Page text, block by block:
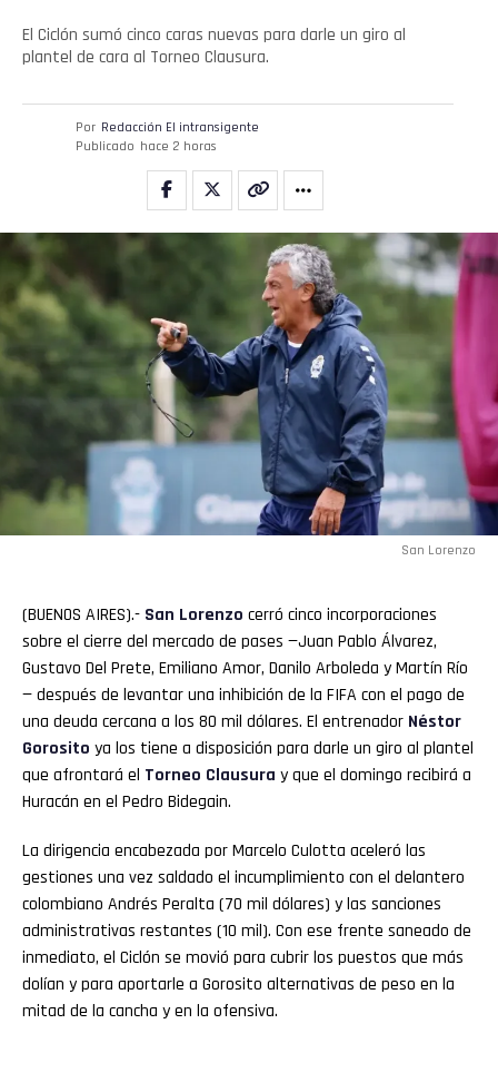
El Ciclón sumó cinco caras nuevas para darle un giro al
plantel de cara al Torneo Clausura.
Por Redacción El intransigente
Publicado hace 2 horas
San Lorenzo
(BUENOS AIRES).- San Lorenzo cerró cinco incorporaciones
sobre el cierre del mercado de pases —Juan Pablo Álvarez,
Gustavo Del Prete, Emiliano Amor, Danilo Arboleda y Martín Río
— después de levantar una inhibición de la FIFA con el pago de
una deuda cercana a los 80 mil dólares. El entrenador Néstor
Gorosito ya los tiene a disposición para darle un giro al plantel
que afrontará el Torneo Clausura y que el domingo recibirá a
Huracán en el Pedro Bidegain.
La dirigencia encabezada por Marcelo Culotta aceleró las
gestiones una vez saldado el incumplimiento con el delantero
colombiano Andrés Peralta (70 mil dólares) y las sanciones
administrativas restantes (10 mil). Con ese frente saneado de
inmediato, el Ciclón se movió para cubrir los puestos que más
dolían y para aportarle a Gorosito alternativas de peso en la
mitad de la cancha y en la ofensiva.